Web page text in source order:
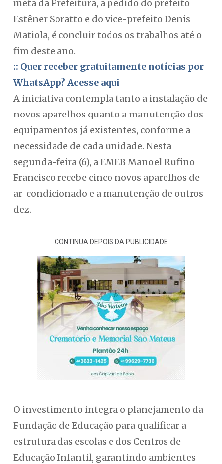
meta da Prefeitura, a pedido do prefeito
Estêner Soratto e do vice-prefeito Denis
Matiola, é concluir todos os trabalhos até o
fim deste ano.
:: Quer receber gratuitamente notícias por
WhatsApp? Acesse aqui
A iniciativa contempla tanto a instalação de
novos aparelhos quanto a manutenção dos
equipamentos já existentes, conforme a
necessidade de cada unidade. Nesta
segunda-feira (6), a EMEB Manoel Rufino
Francisco recebe cinco novos aparelhos de
ar-condicionado e a manutenção de outros
dez.
CONTINUA DEPOIS DA PUBLICIDADE
O investimento integra o planejamento da
Fundação de Educação para qualificar a
estrutura das escolas e dos Centros de
Educação Infantil, garantindo ambientes